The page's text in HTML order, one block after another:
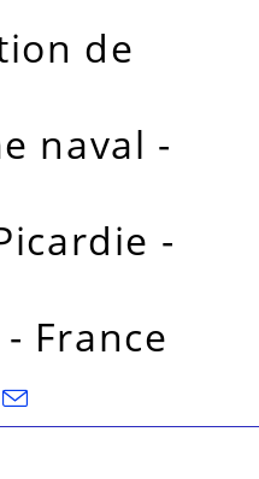
de
naval -
-
France